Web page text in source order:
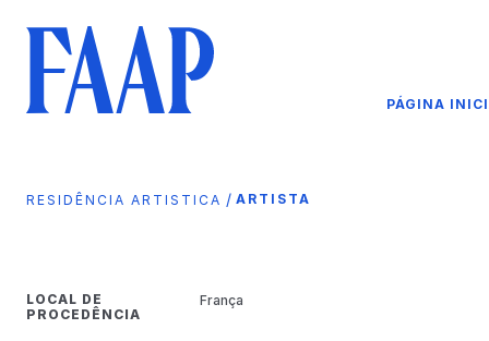
PÁGINA
RESIDÊNCIA ARTISTICA / ARTISTA
LOCAL DE
PROCEDÊNCIA
França